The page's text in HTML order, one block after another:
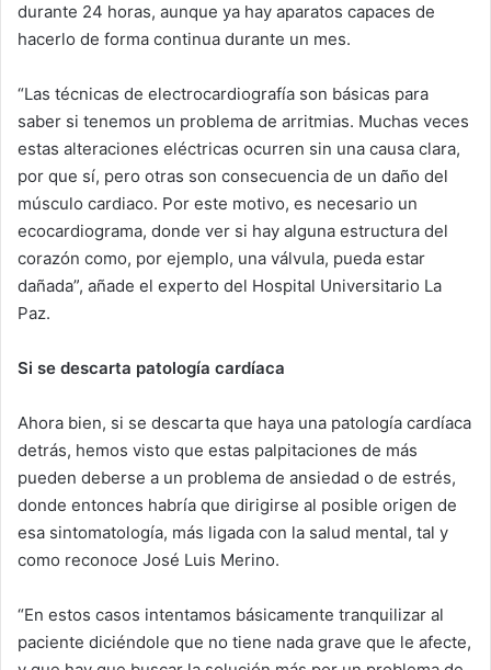
durante 24 horas, aunque ya hay aparatos capaces de
hacerlo de forma continua durante un mes.
“Las técnicas de electrocardiografía son básicas para
saber si tenemos un problema de arritmias. Muchas veces
estas alteraciones eléctricas ocurren sin una causa clara,
por que sí, pero otras son consecuencia de un daño del
músculo cardiaco. Por este motivo, es necesario un
ecocardiograma, donde ver si hay alguna estructura del
corazón como, por ejemplo, una válvula, pueda estar
dañada”, añade el experto del Hospital Universitario La
Paz.
Si se descarta patología cardíaca
Ahora bien, si se descarta que haya una patología cardíaca
detrás, hemos visto que estas palpitaciones de más
pueden deberse a un problema de ansiedad o de estrés,
donde entonces habría que dirigirse al posible origen de
esa sintomatología, más ligada con la salud mental, tal y
como reconoce José Luis Merino.
“En estos casos intentamos básicamente tranquilizar al
paciente diciéndole que no tiene nada grave que le afecte,